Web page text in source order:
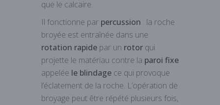
que le calcaire.
Il fonctionne par percussion : la roche
broyée est entraînée dans une
rotation rapide par un rotor qui
projette le matériau contre la paroi fixe
appelée le blindage ce qui provoque
l’éclatement de la roche. L’opération de
broyage peut être répété plusieurs fois,